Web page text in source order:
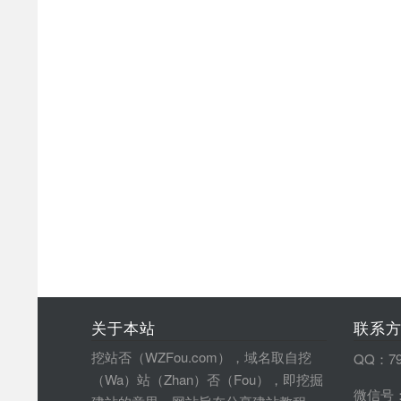
关于本站
挖站否（WZFou.com），域名取自挖
（Wa）站（Zhan）否（Fou），即挖掘
联系
QQ：
微信号